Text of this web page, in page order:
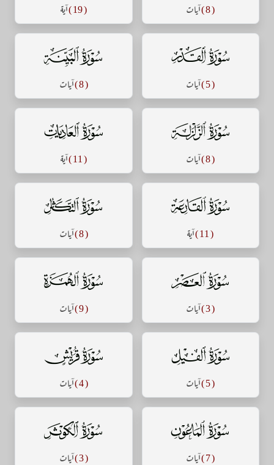
( 8 ) آيات ( 19 ) آية
سورة القدر
( 5 ) آيات
سورة البينة
( 8 ) آيات
سورة الزلزلة
( 8 ) آيات
سورة العاديات
( 11 ) آية
سورة القارعة
( 11 ) آية
سورة التكاثر
( 8 ) آيات
سورة العصر
( 3 ) آيات
سورة الهمزة
( 9 ) آيات
سورة الفيل
( 5 ) آيات
سورة قريش
( 4 ) آيات
سورة الماعون
( 7 ) آيات
سورة الكوثر
( 3 ) آيات